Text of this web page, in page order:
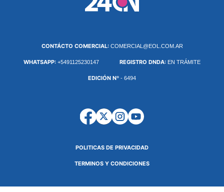
CONTÁCTO COMERCIAL: COMERCIAL@EOL.COM.AR
WHATSAPP: +5491125230147 REGISTRO DNDA: EN TRÁMITE
EDICIÓN Nº - 6494
POLITICAS DE PRIVACIDAD
TERMINOS Y CONDICIONES